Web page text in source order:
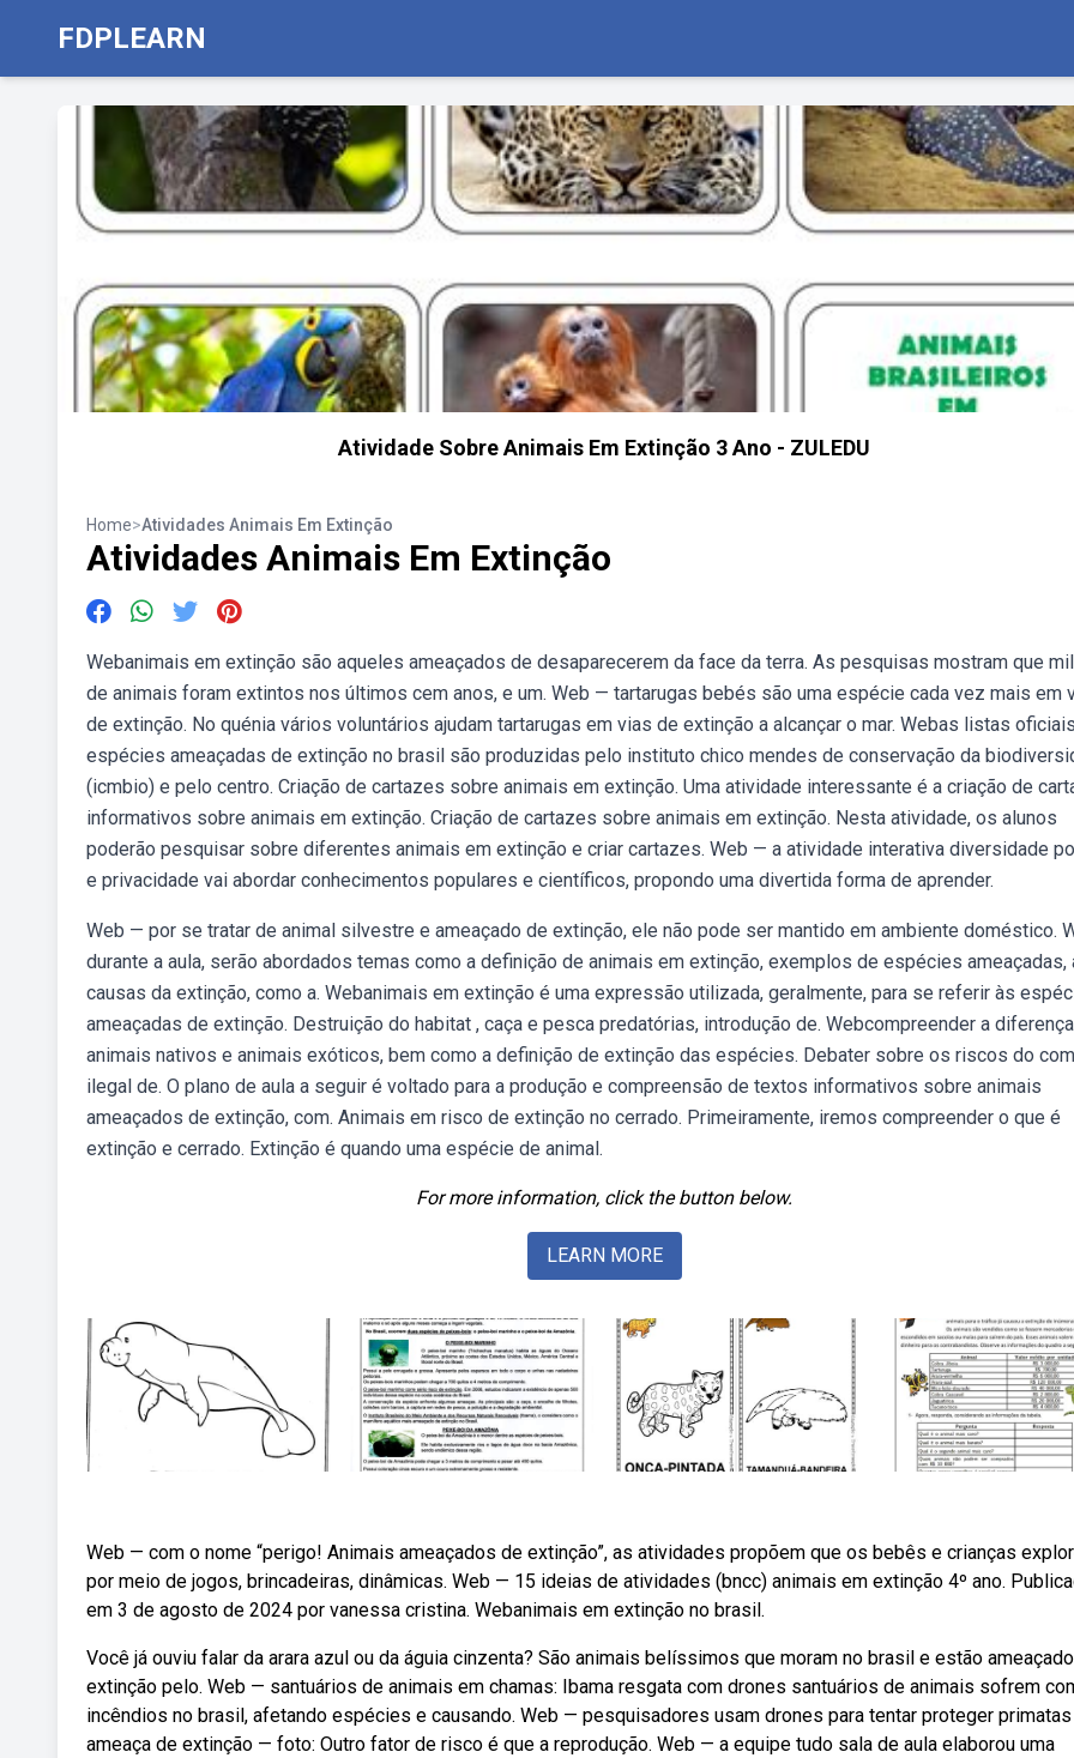
FDPLEARN
Atividade Sobre Animais Em Extinção 3 Ano - ZULEDU
Home>Atividades Animais Em Extinção
Atividades Animais Em Extinção
Webanimais em extinção são aqueles ameaçados de desaparecerem da face da terra. As pesquisas mostram que
de animais foram extintos nos últimos cem anos, e um. Web — tartarugas bebés são uma espécie cada vez mais em
de extinção. No quénia vários voluntários ajudam tartarugas em vias de extinção a alcançar o mar. Webas listas
espécies ameaçadas de extinção no brasil são produzidas pelo instituto chico mendes de conservação da
(icmbio) e pelo centro. Criação de cartazes sobre animais em extinção. Uma atividade interessante é a criação de
informativos sobre animais em extinção. Criação de cartazes sobre animais em extinção. Nesta atividade, os alunos
poderão pesquisar sobre diferentes animais em extinção e criar cartazes. Web — a atividade interativa diversidade
e privacidade vai abordar conhecimentos populares e científicos, propondo uma divertida forma de aprender.
Web — por se tratar de animal silvestre e ameaçado de extinção, ele não pode ser mantido em ambiente doméstico.
durante a aula, serão abordados temas como a definição de animais em extinção, exemplos de espécies ameaçadas,
causas da extinção, como a. Webanimais em extinção é uma expressão utilizada, geralmente, para se referir às
ameaçadas de extinção. Destruição do habitat , caça e pesca predatórias, introdução de. Webcompreender a
animais nativos e animais exóticos, bem como a definição de extinção das espécies. Debater sobre os riscos do
ilegal de. O plano de aula a seguir é voltado para a produção e compreensão de textos informativos sobre animais
ameaçados de extinção, com. Animais em risco de extinção no cerrado. Primeiramente, iremos compreender o que é
extinção e cerrado. Extinção é quando uma espécie de animal.
For more information, click the button below.
LEARN MORE
Web — com o nome “perigo! Animais ameaçados de extinção”, as atividades propõem que os bebês e crianças
por meio de jogos, brincadeiras, dinâmicas. Web — 15 ideias de atividades (bncc) animais em extinção 4º ano.
em 3 de agosto de 2024 por vanessa cristina. Webanimais em extinção no brasil.
Você já ouviu falar da arara azul ou da águia cinzenta? São animais belíssimos que moram no brasil e estão
extinção pelo. Web — santuários de animais em chamas: Ibama resgata com drones santuários de animais sofrem
incêndios no brasil, afetando espécies e causando. Web — pesquisadores usam drones para tentar proteger
ameaça de extinção — foto: Outro fator de risco é que a reprodução. Web — a equipe tudo sala de aula elaborou uma